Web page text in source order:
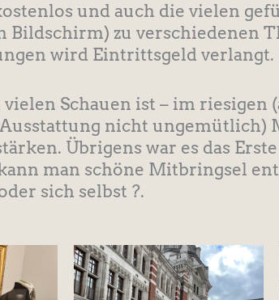
und auch die vielen
Bildschirm) zu verschiedenen
wird Eintrittsgeld verlangt.
Schauen ist – im riesigen
nicht ungemütlich)
Übrigens war es das
man schöne Mitbringsel
sich selbst ?.